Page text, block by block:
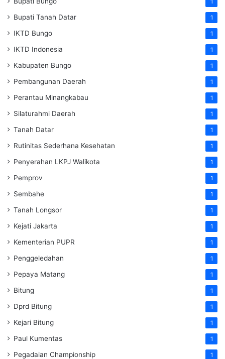
Bupati Tanah Datar 1
IKTD Bungo 1
IKTD Indonesia 1
Kabupaten Bungo 1
Pembangunan Daerah 1
Perantau Minangkabau 1
Silaturahmi Daerah 1
Tanah Datar 1
Rutinitas Sederhana Kesehatan 1
Penyerahan LKPJ Walikota 1
Pemprov 1
Sembahe 1
Tanah Longsor 1
Kejati Jakarta 1
Kementerian PUPR 1
Penggeledahan 1
Pepaya Matang 1
Bitung 1
Dprd Bitung 1
Kejari Bitung 1
Paul Kumentas 1
Pegadaian Championship 1